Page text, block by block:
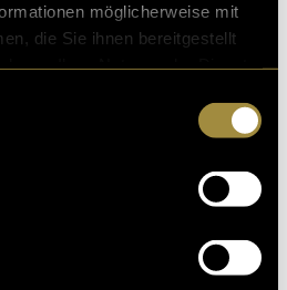
möglicherweise mit
die Sie ihnen bereitgestellt
habe ich nicht mehr Bilder
kontaktieren Sie mich